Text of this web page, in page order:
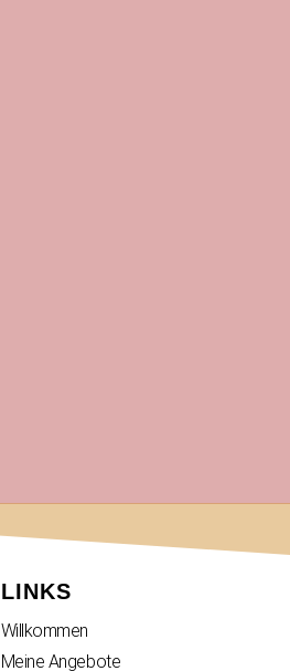
LINKS
Willkommen
Meine Angebote